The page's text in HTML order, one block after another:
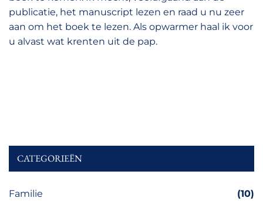
publicatie, het manuscript lezen en raad u nu zeer
aan om het boek te lezen. Als opwarmer haal ik voor
u alvast wat krenten uit de pap.
CATEGORIEËN
Familie
(10)